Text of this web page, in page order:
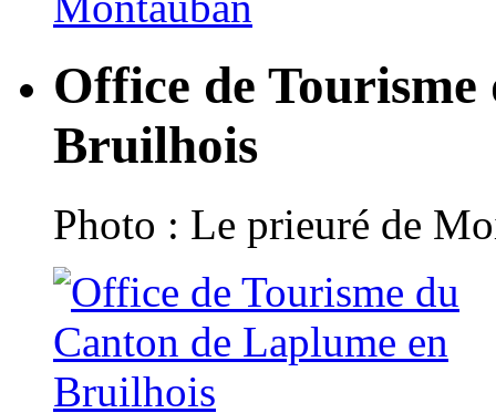
Office de
Bruilhois
Photo : Le prieuré de